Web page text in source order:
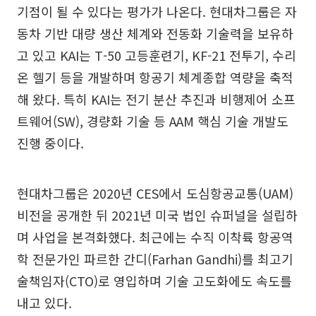
기점이 될 수 있다는 평가가 나온다. 현대차그룹은 자
동차 기반 대량 생산 체계와 전동화 기술력을 보유하
고 있고 KAI는 T-50 고등훈련기, KF-21 전투기, 수리
온 헬기 등을 개발하며 항공기 체계종합 역량을 축적
해 왔다. 특히 KAI는 전기 분산 추진과 비행제어 소프
트웨어(SW), 경량화 기술 등 AAM 핵심 기술 개발도
진행 중이다.
현대차그룹은 2020년 CES에서 도심항공교통(UAM)
비전을 공개한 뒤 2021년 미국 법인 슈퍼널을 설립하
며 사업을 본격화했다. 최근에는 수직 이착륙 항공역
학 전문가인 파르한 간디(Farhan Gandhi)를 최고기
술책임자(CTO)로 영입하며 기술 고도화에도 속도를
내고 있다.